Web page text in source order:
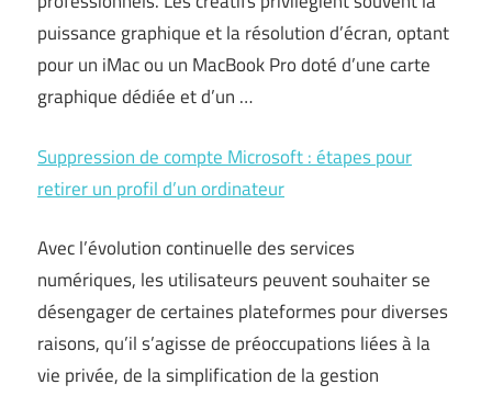
puissance graphique et la résolution d’écran, optant
pour un iMac ou un MacBook Pro doté d’une carte
graphique dédiée et d’un …
Suppression de compte Microsoft : étapes pour
retirer un profil d’un ordinateur
Avec l’évolution continuelle des services
numériques, les utilisateurs peuvent souhaiter se
désengager de certaines plateformes pour diverses
raisons, qu’il s’agisse de préoccupations liées à la
vie privée, de la simplification de la gestion